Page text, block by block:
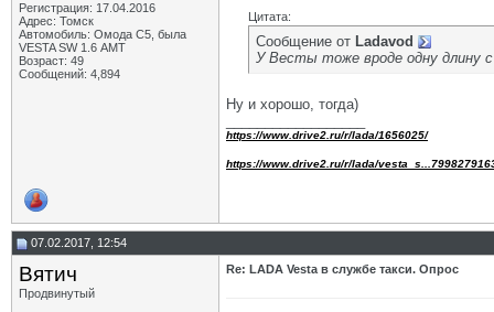
Регистрация: 17.04.2016
Адрес: Томск
Автомобиль: Омода С5, была
VESTA SW 1.6 АМТ
Возраст: 49
Сообщений: 4,894
Цитата:
Сообщение от Ladavod
У Весты тоже вроде одну длину
Ну и хорошо, тогда)
https://www.drive2.ru/r/lada/1656025/
https://www.drive2.ru/r/lada/
07.02.2017, 12:54
Вятич
Продвинутый
Re: LADA Vesta в службе такси. Опрос